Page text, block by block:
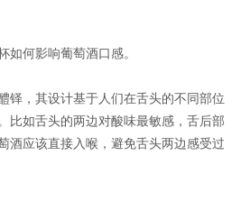
何影响葡萄酒口感。
，其设计基于人们在舌头的不同部位
比如舌头的两边对酸味最敏感，舌后部
酒应该直接入喉，避免舌头两边感受过